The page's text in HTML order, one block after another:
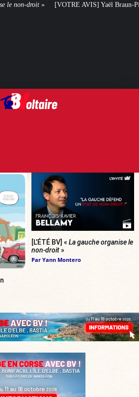
Braun-Pivet doit-elle renoncer à son projet
[L’ÉTÉ BV] « La gauche organise le
non-droit»
Par Yann Montero